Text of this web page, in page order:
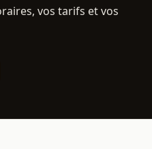
vos tarifs et vos